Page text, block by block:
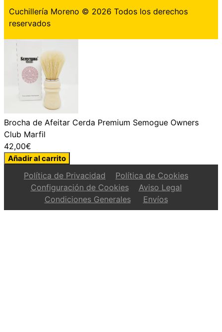
Cuchillería Moreno © 2026 Todos los derechos
reservados
Brocha de Afeitar Cerda Premium Semogue Owners
Club Marfil
42,00€
Brocha
Afeitar
Añadir al carrito
Política de Privacidad
Política de Cookies
Configuración de Cookies
Aviso Legal
Condiciones Generales
Envíos